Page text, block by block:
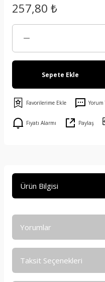
257,80 ₺
Sepete Ekle
Yorum
Fiyatı Alarmı Paylaş
Ürün Bilgisi
Yorumlar
Taksit Seçenekleri